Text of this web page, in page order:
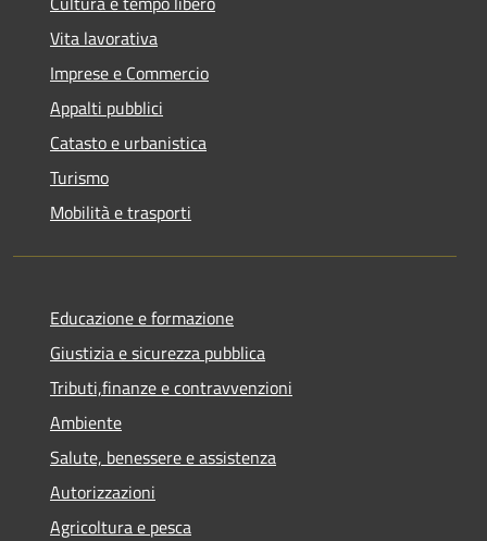
Vita lavorativa
Imprese e Commercio
Appalti pubblici
Catasto e urbanistica
Turismo
Mobilità e trasporti
Educazione e formazione
Giustizia e sicurezza pubblica
Tributi,finanze e contravvenzioni
Ambiente
Salute, benessere e assistenza
Autorizzazioni
Agricoltura e pesca